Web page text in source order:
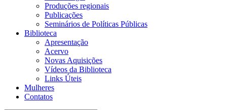
Produções regionais
Publicações
Seminários de Políticas Públicas
Biblioteca
Apresentação
Acervo
Novas Aquisições
Vídeos da Biblioteca
Links Úteis
Mulheres
Contatos